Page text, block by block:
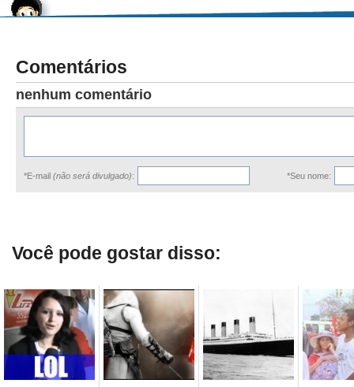
Comentários
nenhum comentário
*E-mail (não será divulgado): *Seu nome:
Você pode gostar disso: